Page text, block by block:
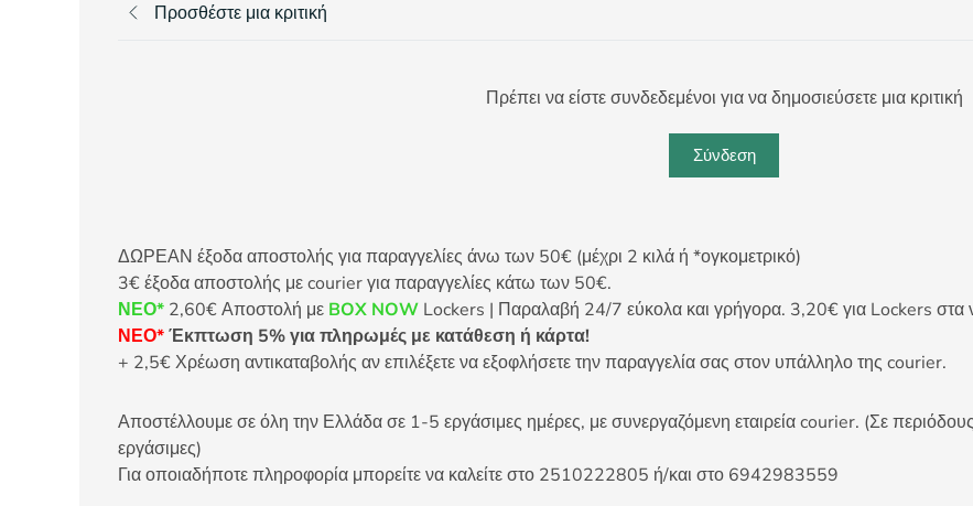
Προσθέστε μια κριτική
Πρέπει να είστε συνδεδεμένοι για να δημοσιεύσετε μια κριτική
Σύνδεση
ΔΩΡΕΑΝ έξοδα αποστολής για παραγγελίες άνω των 50€ (μέχρι 2 κιλά ή *ογκομετρικό)
3€ έξοδα αποστολής με courier για παραγγελίες κάτω των 50€.
ΝΕΟ* 2,60€ Αποστολή με BOX NOW Lockers | Παραλαβή 24/7 εύκολα και γρήγορα. 3,20€ για Lockers στα
ΝΕΟ*Έκπτωση 5% για πληρωμές με κατάθεση ή κάρτα!
+ 2,5€ Χρέωση αντικαταβολής αν επιλέξετε να εξοφλήσετε την παραγγελία σας στον υπάλληλο της courier.
Αποστέλλουμε σε όλη την Ελλάδα σε 1-5 εργάσιμες ημέρες, με συνεργαζόμενη εταιρεία courier. (Σε
εργάσιμες)
Για οποιαδήποτε πληροφορία μπορείτε να καλείτε στο 2510222805 ή/και στο 6942983559